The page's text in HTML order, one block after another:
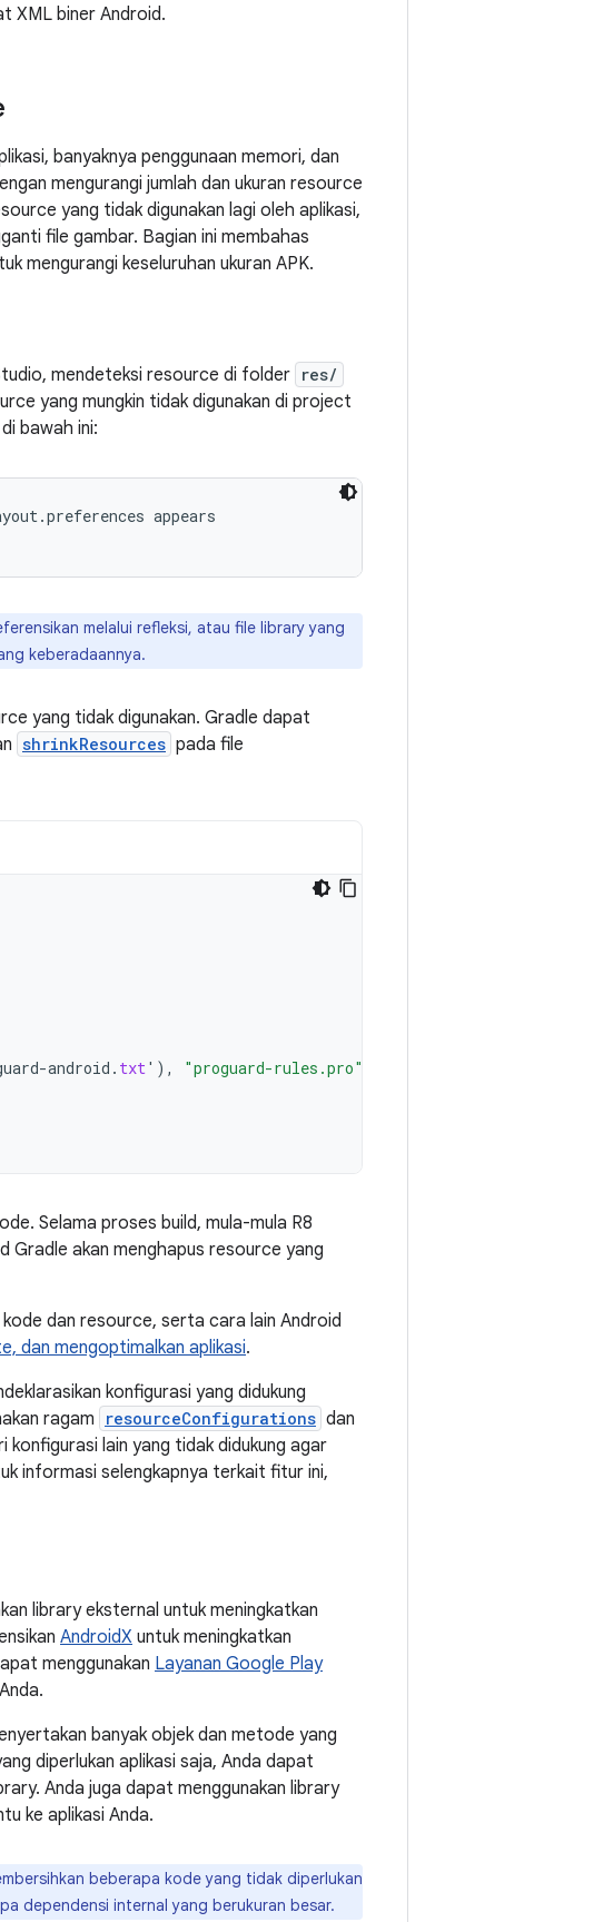
XML biner Android.
banyaknya penggunaan memori, dan
mengurangi jumlah dan ukuran resource
yang tidak digunakan lagi oleh aplikasi,
file gambar. Bagian ini membahas
mengurangi keseluruhan ukuran APK.
mendeteksi resource di folder res/
yang mungkin tidak digunakan di project
bawah ini:
appears
melalui refleksi, atau file library yang
keberadaannya.
yang tidak digunakan. Gradle dapat
shrinkResources pada file
-android . txt' ), "proguard-rules.pro"
Selama proses build, mula-mula R8
Gradle akan menghapus resource yang
dan resource, serta cara lain Android
dan mengoptimalkan aplikasi.
konfigurasi yang didukung
ragam
resourceConfigurations dan
lain yang tidak didukung agar
informasi selengkapnya terkait fitur ini,
library eksternal untuk meningkatkan
AndroidX untuk meningkatkan
menggunakan Layanan Google Play
banyak objek dan metode yang
diperlukan aplikasi saja, Anda dapat
Anda juga dapat menggunakan library
ke aplikasi Anda.
beberapa kode yang tidak diperlukan
dependensi internal yang berukuran besar.